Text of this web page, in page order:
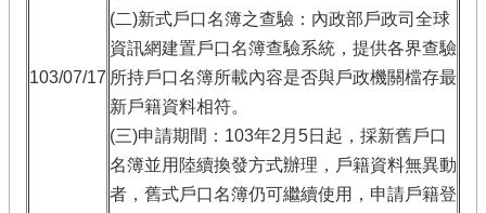
103/07/17
(二)新式戶口名簿之查驗：內政部戶政司全球
資訊網建置戶口名簿查驗系統，提供各界查驗
所持戶口名簿所載內容是否與戶政機關檔存最
新戶籍資料相符。
(三)申請期間：103年2月5日起，採新舊戶口
名簿並用陸續換發方式辦理，戶籍資料無異動
者，舊式戶口名簿仍可繼續使用，申請戶籍登